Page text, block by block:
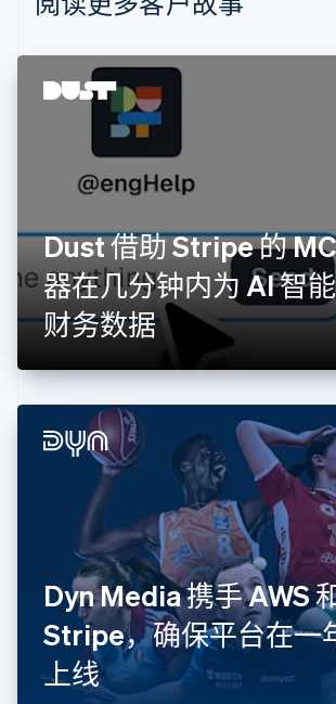
Dust 借助 Stripe 的
器在几分钟内为 AI 智
财务数据
Dyn Media 携手 AWS
Stripe，确保平台在一
上线
波兰
丹麦
English
德国
DeutschEnglish
芬兰
荷兰
Nederlands English
加拿大
English Français
捷克
克罗地亚
拉脱维亚
English
立陶宛
English
列支敦士登
Deutsch English
卢森堡
FrançaisDeutsch English
罗马尼亚
English
马尔他
English
马来西亚
English简体中文